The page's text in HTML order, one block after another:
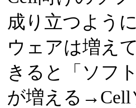
成り立つよう
ウェアは増え
きると「ソフ
が増える→Cell